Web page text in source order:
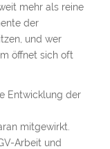
mehr als reine
der
und wer
öffnet sich oft
Entwicklung der
mitgewirkt.
Arbeit und